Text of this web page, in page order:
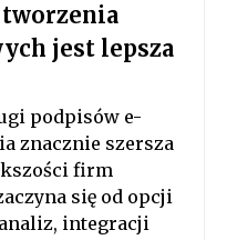
jest lepsza
podpisów e-
znacznie szersza
firm
się od opcji
integracji